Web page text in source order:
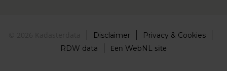
Disclaimer
Privacy & Cookies
RDW data
Een WebNL site